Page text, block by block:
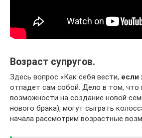
Возраст супругов.
Здесь вопрос «Как себя вести, если
отпадет сам собой. Дело в том, что
возможности на создание новой
нового брака), могут сыграть
начала рассмотрим возрастные